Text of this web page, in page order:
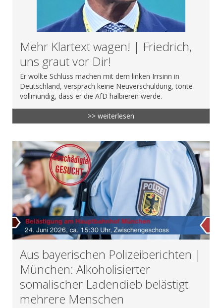
Mehr Klartext wagen! | Friedrich,
uns graut vor Dir!
Er wollte Schluss machen mit dem linken Irrsinn in
Deutschland, versprach keine Neuverschuldung, tönte
vollmundig, dass er die AfD halbieren werde.
>> weiterlesen
Aus bayerischen Polizeiberichten |
München: Alkoholisierter
somalischer Ladendieb belästigt
mehrere Menschen